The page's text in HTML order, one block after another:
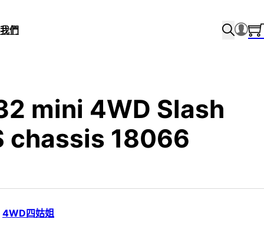
們
mini 4WD Slash
chassis 18066
4WD四姑姐